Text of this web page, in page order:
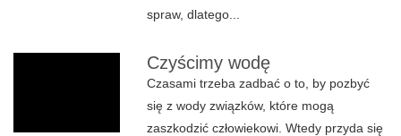
spraw, dlatego...
Czyścimy wodę
Czasami trzeba zadbać o to, by pozbyć
się z wody związków, które mogą
zaszkodzić człowiekowi. Wtedy przyda się